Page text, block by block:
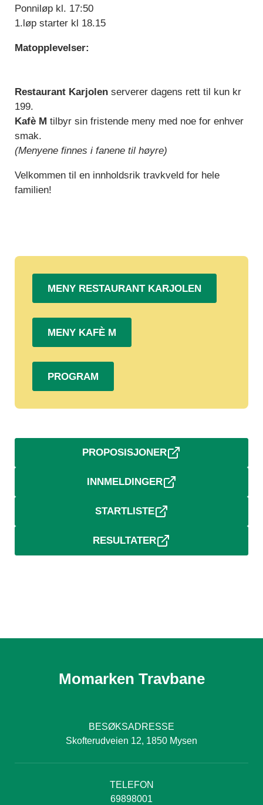
Ponniløp kl. 17:50
1.løp starter kl 18.15
Matopplevelser:
Restaurant Karjolen serverer dagens rett til kun kr
199.
Kafè M tilbyr sin fristende meny med noe for enhver
smak.
(Menyene finnes i fanene til høyre)
Velkommen til en innholdsrik travkveld for hele
familien!
MENY RESTAURANT KARJOLEN
MENY KAFÈ M
PROGRAM
PROPOSISJONER
INNMELDINGER
STARTLISTE
RESULTATER
Momarken Travbane
BESØKSADRESSE
Skofterudveien 12, 1850 Mysen
TELEFON
69898001